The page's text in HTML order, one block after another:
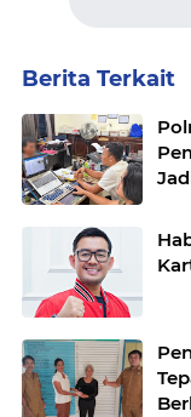
Berita Terkait